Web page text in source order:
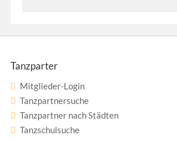
Tanzparter
Mitglieder-Login
Tanzpartnersuche
Tanzpartner nach Städten
Tanzschulsuche